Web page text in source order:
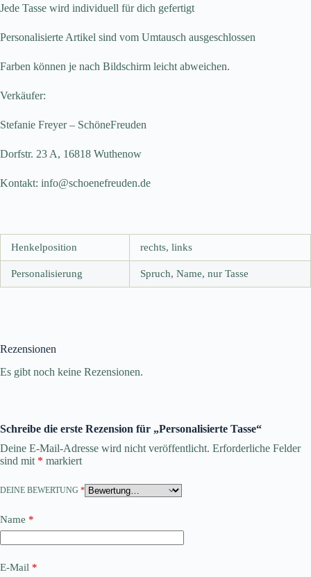
Jede Tasse wird individuell für dich gefertigt
Personalisierte Artikel sind vom Umtausch ausgeschlossen
Farben können je nach Bildschirm leicht abweichen.
Verkäufer:
Stefanie Freyer – SchöneFreuden
Dorfstr. 23 A, 16818 Wuthenow
Kontakt: info@schoenefreuden.de
Henkelposition rechts, links
Personalisierung Spruch, Name, nur Tasse
Rezensionen
Es gibt noch keine Rezensionen.
Schreibe die erste Rezension für „Personalisierte Tasse“
Deine E-Mail-Adresse wird nicht veröffentlicht. Erforderliche Felder
sind mit * markiert
DEINE BEWERTUNG *
Name *
E-Mail *